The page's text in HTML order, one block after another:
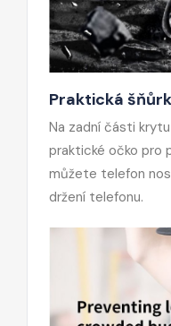
Praktická
Na zadní části
praktické očko pro
můžete telefon
držení telefonu.